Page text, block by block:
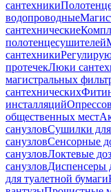
сантехники
водопроводные
сантехнические
полотенцесушителей
сантехники
протечекЛюки
магистральных
сантехнических
инсталляций
общественных мест
санузловСушилки
санузловСенсорные
санузловЛоктевые
санузловДиспенсеры
для туалетной бумаги